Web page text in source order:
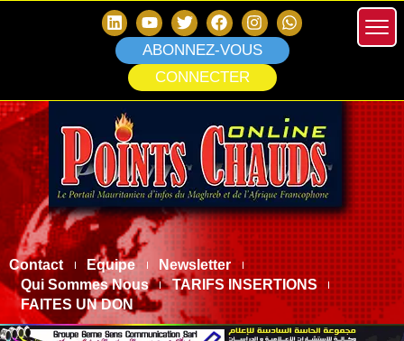
ABONNEZ-VOUS
CONNECTER
Contact Equipe
Newsletter
Qui Sommes Nous
TARIFS INSERTIONS
FAITES UN DON